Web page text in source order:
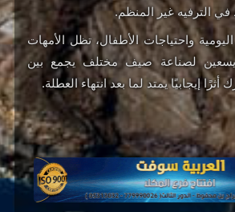
في الترفيه غير المنظم.
واحتياجات الأطفال، تظل الأمهات
لصناعة صيف مختلف يجمع بين
أثرًا إيجابيًا يمتد لما بعد انتهاء العطلة.